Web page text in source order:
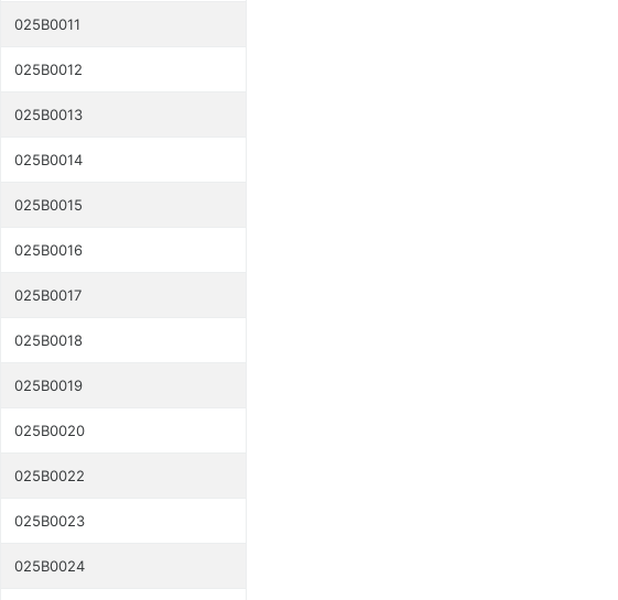
025B0011
025B0012
025B0013
025B0014
025B0015
025B0016
025B0017
025B0018
025B0019
025B0020
025B0022
025B0023
025B0024